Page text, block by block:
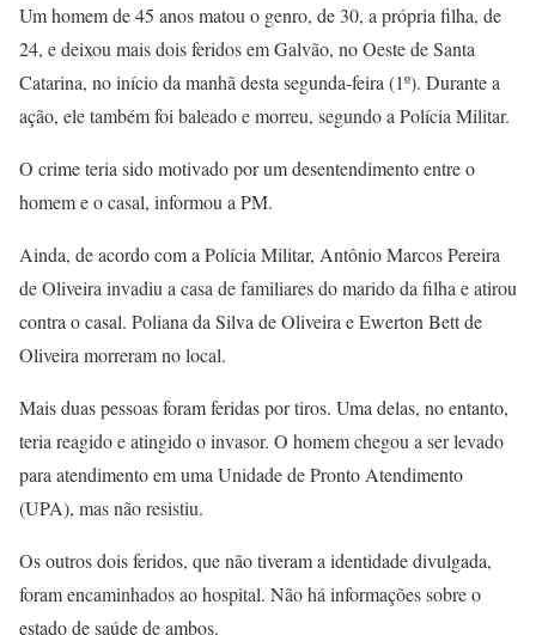
Um homem de 45 anos matou o genro, de 30, a própria filha, de
24, e deixou mais dois feridos em Galvão, no Oeste de Santa
Catarina, no início da manhã desta segunda-feira (1º). Durante a
ação, ele também foi baleado e morreu, segundo a Polícia Militar.
O crime teria sido motivado por um desentendimento entre o
homem e o casal, informou a PM.
Ainda, de acordo com a Polícia Militar, Antônio Marcos Pereira
de Oliveira invadiu a casa de familiares do marido da filha e atirou
contra o casal. Poliana da Silva de Oliveira e Ewerton Bett de
Oliveira morreram no local.
Mais duas pessoas foram feridas por tiros. Uma delas, no entanto,
teria reagido e atingido o invasor. O homem chegou a ser levado
para atendimento em uma Unidade de Pronto Atendimento
(UPA), mas não resistiu.
Os outros dois feridos, que não tiveram a identidade divulgada,
foram encaminhados ao hospital. Não há informações sobre o
estado de saúde de ambos.